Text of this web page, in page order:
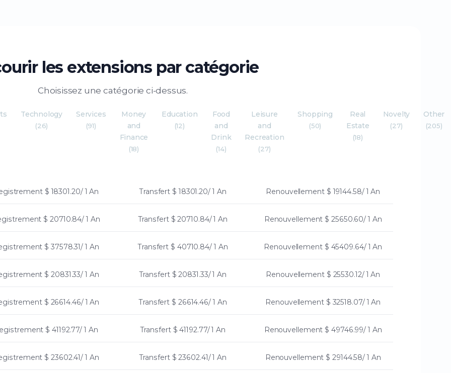
les extensions par catégorie
Choisissez une catégorie ci-dessus.
Technology
(26)
Services
(91)
Money
and
Finance
(18)
Education
(12)
Food
and
Drink
(14)
Leisure
and
Recreation
(27)
Shopping
(50)
Real
Estate
(18)
Novelty
(27)
Other
(205)
$ 18301.20/ 1 An Transfert $ 18301.20/ 1 An Renouvellement $ 19144.58/ 1 An
$ 20710.84/ 1 An Transfert $ 20710.84/ 1 An Renouvellement $ 25650.60/ 1 An
$ 37578.31/ 1 An Transfert $ 40710.84/ 1 An Renouvellement $ 45409.64/ 1 An
$ 20831.33/ 1 An Transfert $ 20831.33/ 1 An Renouvellement $ 25530.12/ 1 An
$ 26614.46/ 1 An Transfert $ 26614.46/ 1 An Renouvellement $ 32518.07/ 1 An
$ 41192.77/ 1 An Transfert $ 41192.77/ 1 An Renouvellement $ 49746.99/ 1 An
$ 23602.41/ 1 An Transfert $ 23602.41/ 1 An Renouvellement $ 29144.58/ 1 An